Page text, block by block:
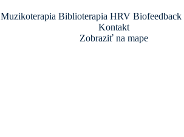
Muzikoterapia Biblioterapia HRV Biofeedback
Kontakt
Zobraziť na mape